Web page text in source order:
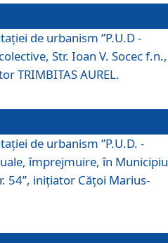
de urbanism ”P.U.D -
Str. Ioan V. Socec f.n.,
TRIMBITAS AUREL.
de urbanism ”P.U.D. -
împrejmuire, în
54”, inițiator Cățoi Marius-